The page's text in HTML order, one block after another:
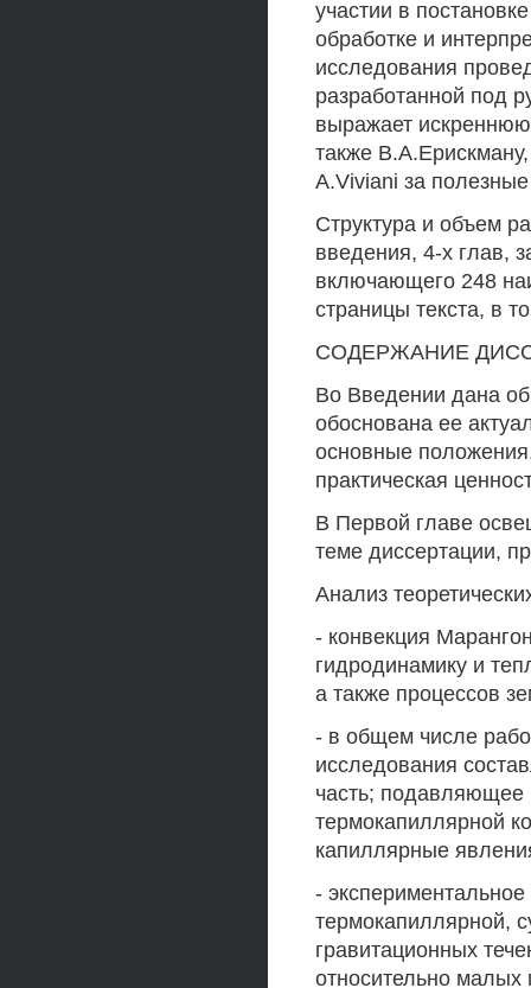
участии в
обработке и
исследования
разработанной под
выражает искреннюю
также
A.Viviani за
Структура и объем
введения, 4-х глав,
включающего 248
страницы текста, в
СОДЕРЖАНИЕ
Во Введении дана
обоснована ее
основные
практическая
В Первой главе
теме диссертации,
Анализ
- конвекция
гидродинамику и
а также процессов
- в общем числе
исследования
часть; подавляющее
термокапиллярной
капиллярные
-
термокапиллярной,
гравитационных
относительно малых